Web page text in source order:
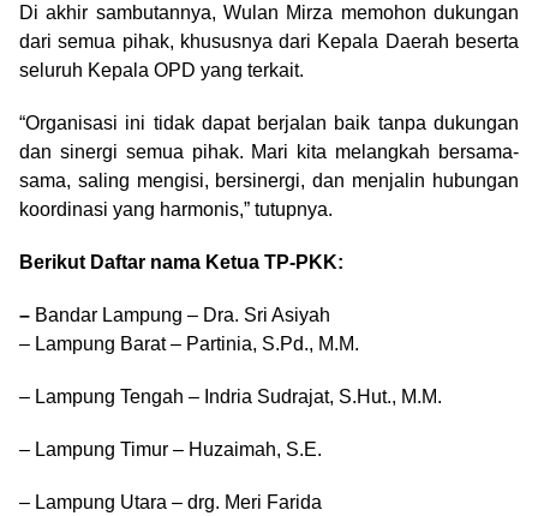
Di akhir sambutannya, Wulan Mirza memohon dukungan
dari semua pihak, khususnya dari Kepala Daerah beserta
seluruh Kepala OPD yang terkait.
“Organisasi ini tidak dapat berjalan baik tanpa dukungan
dan sinergi semua pihak. Mari kita melangkah bersama-
sama, saling mengisi, bersinergi, dan menjalin hubungan
koordinasi yang harmonis,” tutupnya.
Berikut Daftar nama Ketua TP-PKK:
– Bandar Lampung – Dra. Sri Asiyah
– Lampung Barat – Partinia, S.Pd., M.M.
– Lampung Tengah – Indria Sudrajat, S.Hut., M.M.
– Lampung Timur – Huzaimah, S.E.
– Lampung Utara – drg. Meri Farida